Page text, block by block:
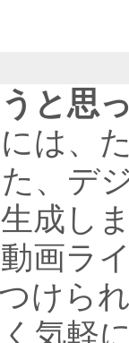
と思
は、
、デ
成し
画ラ
けら
気軽